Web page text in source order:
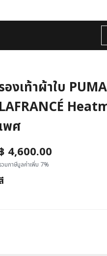
องเท้าผ้าใบ
LAFRANCÉ
เพศ
4,600.00
วมภาษีมูลค่าเพิ่ม 7%